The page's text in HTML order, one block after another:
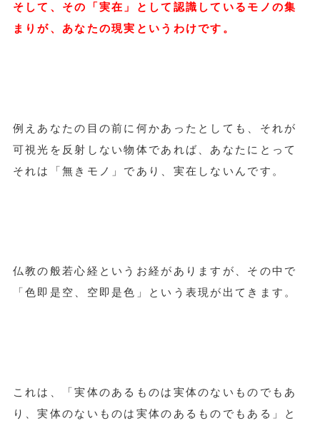
そして、その「実在」として認識しているモノの集
まりが、あなたの現実というわけです。
例えあなたの目の前に何かあったとしても、それが
可視光を反射しない物体であれば、あなたにとって
それは「無きモノ」であり、実在しないんです。
仏教の般若心経というお経がありますが、その中で
「色即是空、空即是色」という表現が出てきます。
これは、「実体のあるものは実体のないものでもあ
り、実体のないものは実体のあるものでもある」と